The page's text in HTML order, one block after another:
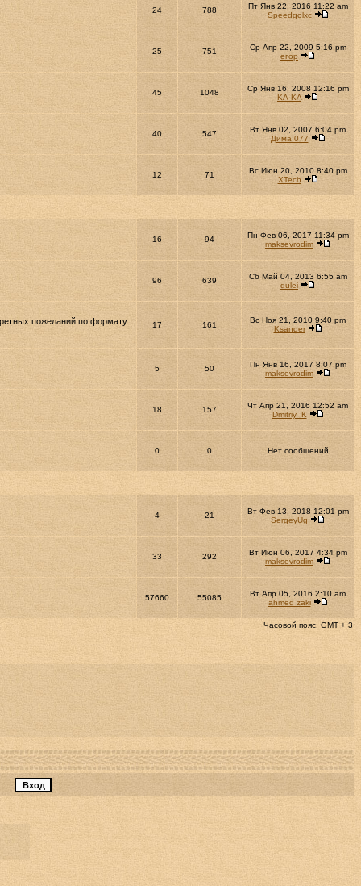
24 788
Пт Янв 22, 2016 11:22 am
Speedgolxc
25 751
Ср Апр 22, 2009 5:16 pm
егор
45 1048
Ср Янв 16, 2008 12:16 pm
KA-KA
40 547
Вт Янв 02, 2007 6:04 pm
Дима 077
12 71
Вс Июн 20, 2010 8:40 pm
XTech
16 94
Пн Фев 06, 2017 11:34 pm
maksevrodim
96 639
Сб Май 04, 2013 6:55 am
dulei
пожеланий по формату
17 161
Вс Ноя 21, 2010 9:40 pm
Ksander
5 50
Пн Янв 16, 2017 8:07 pm
maksevrodim
18 157
Чт Апр 21, 2016 12:52 am
Dmitriy_K
0 0 Нет сообщений
4 21
Вт Фев 13, 2018 12:01 pm
SergeyUg
33 292
Вт Июн 06, 2017 4:34 pm
maksevrodim
57660 55085
Вт Апр 05, 2016 2:10 am
ahmed zaki
Часовой пояс: GMT + 3